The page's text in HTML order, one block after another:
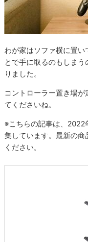
わが家はソファ横に置い
とで手に取るのもしま
りました。
コントローラー置き場
てくださいね。
※こちらの記事は、2022
集しています。最新の
ください。